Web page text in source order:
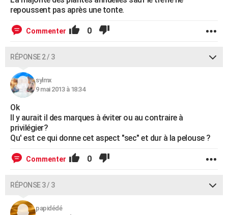
repoussent pas après une tonte.
Commenter 0
RÉPONSE 2 / 3
sylmx
9 mai 2013 à 18:34
Ok
Il y aurait il des marques à éviter ou au contraire à
privilégier?
Qu' est ce qui donne cet aspect "sec" et dur à la pelouse ?
Commenter 0
RÉPONSE 3 / 3
papidédé